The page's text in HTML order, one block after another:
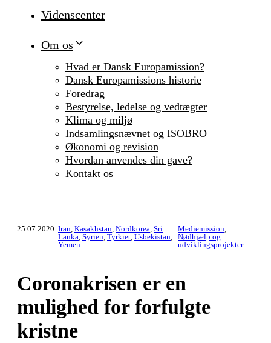
Videnscenter
Om os
Hvad er Dansk Europamission?
Dansk Europamissions historie
Foredrag
Bestyrelse, ledelse og vedtægter
Klima og miljø
Indsamlingsnævnet og ISOBRO
Økonomi og revision
Hvordan anvendes din gave?
Kontakt os
25.07.2020 Iran, Kasakhstan, Nordkorea, Sri
Lanka, Syrien, Tyrkiet, Usbekistan,
Yemen
Mediemission,
Nødhjælp og
udviklingsprojekter
Coronakrisen er en
mulighed for forfulgte
kristne